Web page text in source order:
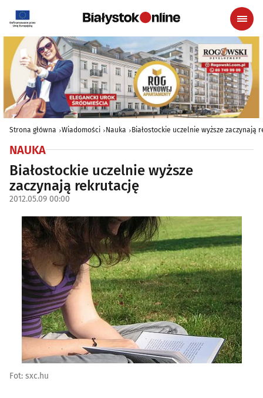
Strona główna Wiadomości Nauka Białostockie uczelnie wyższe zaczynają
NAUKA
Białostockie uczelnie wyższe
zaczynają rekrutację
2012.05.09 00:00
Fot: sxc.hu